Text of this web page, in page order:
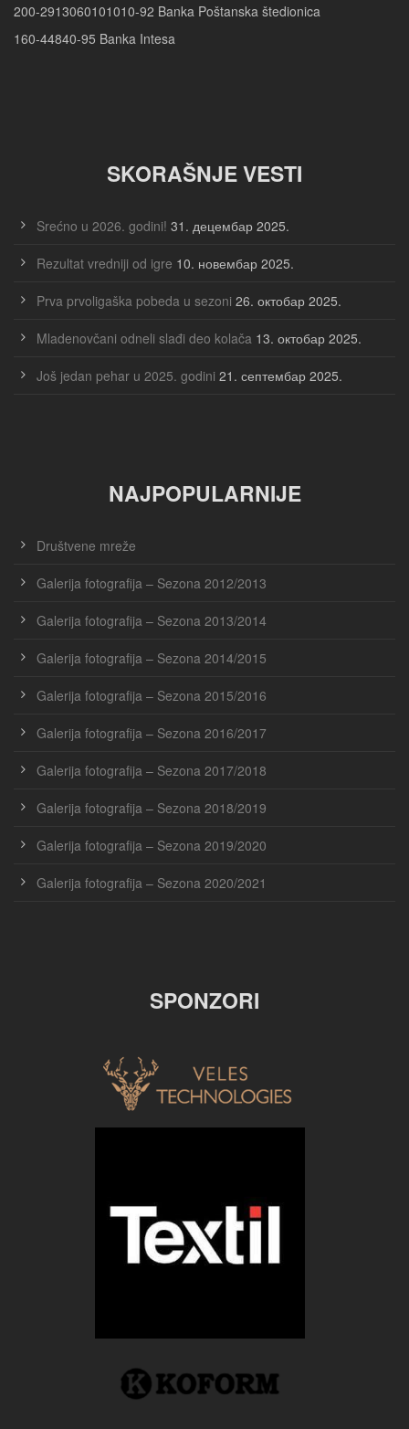
200-2913060101010-92 Banka Poštanska štedionica
160-44840-95 Banka Intesa
SKORAŠNJE VESTI
Srećno u 2026. godini! 31. децембар 2025.
Rezultat vredniji od igre 10. новембар 2025.
Prva prvoligaška pobeda u sezoni 26. октобар 2025.
Mladenovčani odneli slađi deo kolača 13. октобар 2025.
Još jedan pehar u 2025. godini 21. септембар 2025.
NAJPOPULARNIJE
Društvene mreže
Galerija fotografija – Sezona 2012/2013
Galerija fotografija – Sezona 2013/2014
Galerija fotografija – Sezona 2014/2015
Galerija fotografija – Sezona 2015/2016
Galerija fotografija – Sezona 2016/2017
Galerija fotografija – Sezona 2017/2018
Galerija fotografija – Sezona 2018/2019
Galerija fotografija – Sezona 2019/2020
Galerija fotografija – Sezona 2020/2021
SPONZORI